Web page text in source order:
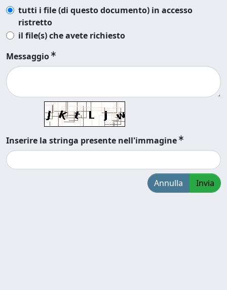
tutti i file (di questo documento) in accesso
ristretto
il file(s) che avete richiesto
Messaggio
Inserire la stringa presente nell'immagine
Annulla Invia